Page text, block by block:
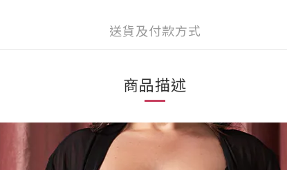
送貨及付款方式
商品描述